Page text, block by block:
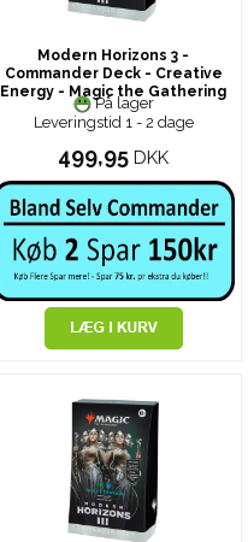
Modern Horizons 3 -
Commander Deck - Creative
Energy - Magic the Gathering
På lager
Leveringstid 1 - 2 dage
499,95 DKK